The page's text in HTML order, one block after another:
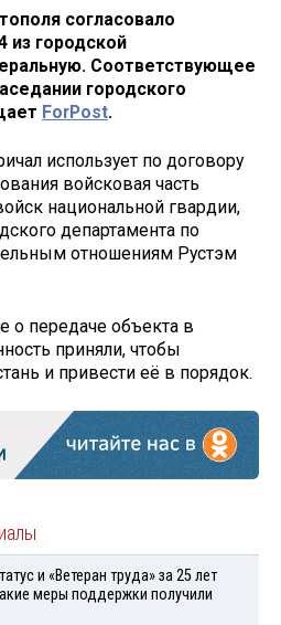
согласовало
из городской
Соответствующее
городского
ForPost.
использует по договору
войсковая часть
национальной гвардии,
департамента по
отношениям Рустэм
о передаче объекта в
приняли, чтобы
и привести её в порядок.
и «Ветеран труда» за 25 лет
меры поддержки получили